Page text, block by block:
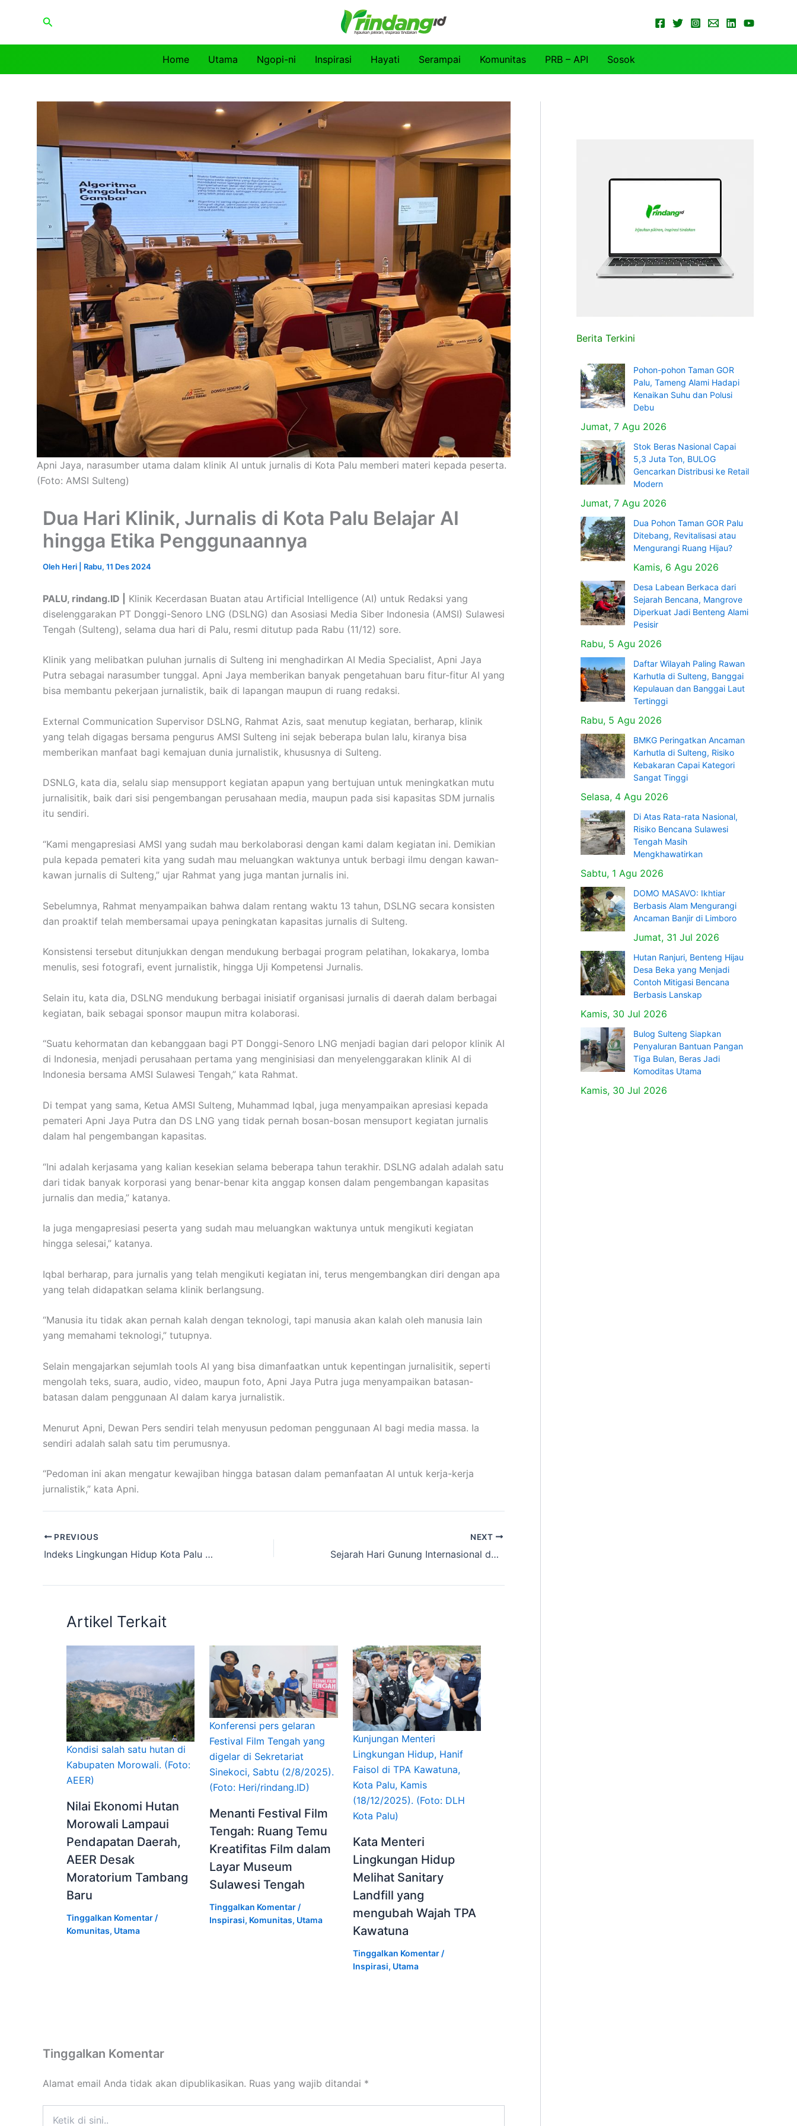
Cari
Home Utama Ngopi-ni Inspirasi Hayati Serampai Komunitas PRB – API Sosok
Apni Jaya, narasumber utama dalam klinik AI untuk jurnalis di Kota Palu memberi materi kepada peserta.
(Foto: AMSI Sulteng)
Dua Hari Klinik, Jurnalis di Kota Palu Belajar AI
hingga Etika Penggunaannya
Oleh Heri Rabu, 11 Des 2024
PALU, rindang.ID |
Klinik Kecerdasan Buatan atau Artificial Intelligence (AI) untuk Redaksi yang
diselenggarakan PT Donggi-Senoro LNG (DSLNG) dan Asosiasi Media Siber Indonesia (AMSI) Sulawesi
Tengah (Sulteng), selama dua hari di Palu, resmi ditutup pada Rabu (11/12) sore.
Klinik yang melibatkan puluhan jurnalis di Sulteng ini menghadirkan AI Media Specialist, Apni Jaya
Putra sebagai narasumber tunggal. Apni Jaya memberikan banyak pengetahuan baru fitur-fitur AI yang
bisa membantu pekerjaan jurnalistik, baik di lapangan maupun di ruang redaksi.
External Communication Supervisor DSLNG, Rahmat Azis, saat menutup kegiatan, berharap, klinik
yang telah digagas bersama pengurus AMSI Sulteng ini sejak beberapa bulan lalu, kiranya bisa
memberikan manfaat bagi kemajuan dunia jurnalistik, khususnya di Sulteng.
DSNLG, kata dia, selalu siap mensupport kegiatan apapun yang bertujuan untuk meningkatkan mutu
jurnalisitik, baik dari sisi pengembangan perusahaan media, maupun pada sisi kapasitas SDM jurnalis
itu sendiri.
“Kami mengapresiasi AMSI yang sudah mau berkolaborasi dengan kami dalam kegiatan ini. Demikian
pula kepada pemateri kita yang sudah mau meluangkan waktunya untuk berbagi ilmu dengan kawan-
kawan jurnalis di Sulteng,” ujar Rahmat yang juga mantan jurnalis ini.
Sebelumnya, Rahmat menyampaikan bahwa dalam rentang waktu 13 tahun, DSLNG secara konsisten
dan proaktif telah membersamai upaya peningkatan kapasitas jurnalis di Sulteng.
Konsistensi tersebut ditunjukkan dengan mendukung berbagai program pelatihan, lokakarya, lomba
menulis, sesi fotografi, event jurnalistik, hingga Uji Kompetensi Jurnalis.
Selain itu, kata dia, DSLNG mendukung berbagai inisiatif organisasi jurnalis di daerah dalam berbagai
kegiatan, baik sebagai sponsor maupun mitra kolaborasi.
“Suatu kehormatan dan kebanggaan bagi PT Donggi-Senoro LNG menjadi bagian dari pelopor klinik AI
di Indonesia, menjadi perusahaan pertama yang menginisiasi dan menyelenggarakan klinik AI di
Indonesia bersama AMSI Sulawesi Tengah,” kata Rahmat.
Di tempat yang sama, Ketua AMSI Sulteng, Muhammad Iqbal, juga menyampaikan apresiasi kepada
pemateri Apni Jaya Putra dan DS LNG yang tidak pernah bosan-bosan mensuport kegiatan jurnalis
dalam hal pengembangan kapasitas.
“Ini adalah kerjasama yang kalian kesekian selama beberapa tahun terakhir. DSLNG adalah adalah satu
dari tidak banyak korporasi yang benar-benar kita anggap konsen dalam pengembangan kapasitas
jurnalis dan media,” katanya.
Ia juga mengapresiasi peserta yang sudah mau meluangkan waktunya untuk mengikuti kegiatan
hingga selesai,” katanya.
Iqbal berharap, para jurnalis yang telah mengikuti kegiatan ini, terus mengembangkan diri dengan apa
yang telah didapatkan selama klinik berlangsung.
“Manusia itu tidak akan pernah kalah dengan teknologi, tapi manusia akan kalah oleh manusia lain
yang memahami teknologi,” tutupnya.
Selain mengajarkan sejumlah tools AI yang bisa dimanfaatkan untuk kepentingan jurnalisitik, seperti
mengolah teks, suara, audio, video, maupun foto, Apni Jaya Putra juga menyampaikan batasan-
batasan dalam penggunaan AI dalam karya jurnalistik.
Menurut Apni, Dewan Pers sendiri telah menyusun pedoman penggunaan AI bagi media massa. Ia
sendiri adalah salah satu tim perumusnya.
“Pedoman ini akan mengatur kewajiban hingga batasan dalam pemanfaatan AI untuk kerja-kerja
jurnalistik,” kata Apni.
PREVIOUS
Indeks Lingkungan Hidup Kota Palu 2024 Turun, Kualitas Air dan Lahan Merosot
NEXT
Sejarah Hari Gunung Internasional dan Pesan di Baliknya
Artikel Terkait
Kondisi salah satu hutan di
Kabupaten Morowali. (Foto:
AEER)
Nilai Ekonomi Hutan
Morowali Lampaui
Pendapatan Daerah,
AEER Desak
Moratorium Tambang
Baru
Tinggalkan Komentar /
Komunitas, Utama
Konferensi pers gelaran
Festival Film Tengah yang
digelar di Sekretariat
Sinekoci, Sabtu (2/8/2025).
(Foto: Heri/rindang.ID)
Menanti Festival Film
Tengah: Ruang Temu
Kreatifitas Film dalam
Layar Museum
Sulawesi Tengah
Tinggalkan Komentar /
Inspirasi, Komunitas, Utama
Kunjungan Menteri
Lingkungan Hidup, Hanif
Faisol di TPA Kawatuna,
Kota Palu, Kamis
(18/12/2025). (Foto: DLH
Kota Palu)
Kata Menteri
Lingkungan Hidup
Melihat Sanitary
Landfill yang
mengubah Wajah TPA
Kawatuna
Tinggalkan Komentar /
Inspirasi, Utama
Tinggalkan Komentar
Alamat email Anda tidak akan dipublikasikan. Ruas yang wajib ditandai *
Berita Terkini
Pohon-pohon Taman GOR
Palu, Tameng Alami Hadapi
Kenaikan Suhu dan Polusi
Debu
Jumat, 7 Agu 2026
Stok Beras Nasional Capai
5,3 Juta Ton, BULOG
Gencarkan Distribusi ke Retail
Modern
Jumat, 7 Agu 2026
Dua Pohon Taman GOR Palu
Ditebang, Revitalisasi atau
Mengurangi Ruang Hijau?
Kamis, 6 Agu 2026
Desa Labean Berkaca dari
Sejarah Bencana, Mangrove
Diperkuat Jadi Benteng Alami
Pesisir
Rabu, 5 Agu 2026
Daftar Wilayah Paling Rawan
Karhutla di Sulteng, Banggai
Kepulauan dan Banggai Laut
Tertinggi
Rabu, 5 Agu 2026
BMKG Peringatkan Ancaman
Karhutla di Sulteng, Risiko
Kebakaran Capai Kategori
Sangat Tinggi
Selasa, 4 Agu 2026
Di Atas Rata-rata Nasional,
Risiko Bencana Sulawesi
Tengah Masih
Mengkhawatirkan
Sabtu, 1 Agu 2026
DOMO MASAVO: Ikhtiar
Berbasis Alam Mengurangi
Ancaman Banjir di Limboro
Jumat, 31 Jul 2026
Hutan Ranjuri, Benteng Hijau
Desa Beka yang Menjadi
Contoh Mitigasi Bencana
Berbasis Lanskap
Kamis, 30 Jul 2026
Bulog Sulteng Siapkan
Penyaluran Bantuan Pangan
Tiga Bulan, Beras Jadi
Komoditas Utama
Kamis, 30 Jul 2026